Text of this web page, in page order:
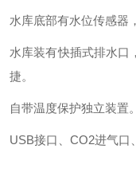
水库底部有水位传感器
水库装有快插式排水口
捷。
自带温度保护独立装置。
USB接口、CO2进气口